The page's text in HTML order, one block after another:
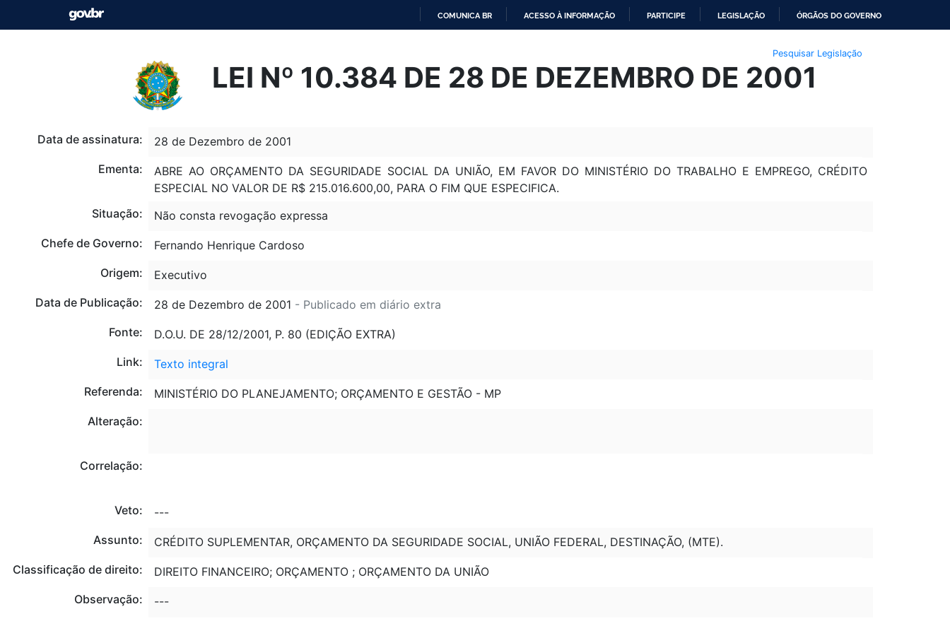
O
CONTEÚDO
COMUNICA BR ACESSO À INFORMAÇÃO PARTICIPE LEGISLAÇÃO ÓRGÃOS DO GOVERNO
Pesquisar Legislação
LEI Nº 10.384 DE 28 DE DEZEMBRO DE 2001
Data de assinatura:
28 de Dezembro de 2001
Ementa:
ABRE AO ORÇAMENTO DA SEGURIDADE SOCIAL DA UNIÃO, EM FAVOR DO MINISTÉRIO DO TRABALHO E EMPREGO, CRÉDITO
ESPECIAL NO VALOR DE R$ 215.016.600,00, PARA O FIM QUE ESPECIFICA.
Situação:
Não consta revogação expressa
Chefe de Governo:
Fernando Henrique Cardoso
Origem:
Executivo
Data de Publicação:
28 de Dezembro de 2001 - Publicado em diário extra
Fonte:
D.O.U. DE 28/12/2001, P. 80 (EDIÇÃO EXTRA)
Link:
Texto integral
Referenda:
MINISTÉRIO DO PLANEJAMENTO; ORÇAMENTO E GESTÃO - MP
Alteração:
Correlação:
Veto:
---
Assunto:
CRÉDITO SUPLEMENTAR, ORÇAMENTO DA SEGURIDADE SOCIAL, UNIÃO FEDERAL, DESTINAÇÃO, (MTE).
Classificação de direito:
DIREITO FINANCEIRO; ORÇAMENTO ; ORÇAMENTO DA UNIÃO
Observação:
---